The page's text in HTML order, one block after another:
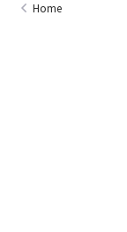
Home